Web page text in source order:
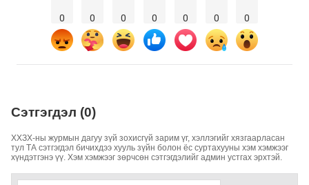
0 0 0 0 0 0 0
Сэтгэгдэл (0)
ХХЗХ-ны журмын дагуу зүй зохисгүй зарим үг, хэллэгийг хязгаарласан
тул ТА сэтгэгдэл бичихдээ хууль зүйн болон ёс суртахууны хэм хэмжээг
хүндэтгэнэ үү. Хэм хэмжээг зөрчсөн сэтгэгдэлийг админ устгах эрхтэй.